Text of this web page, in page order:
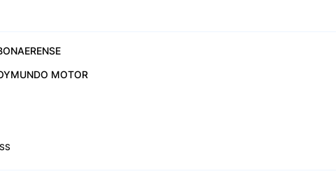
MUNDO MOTOR